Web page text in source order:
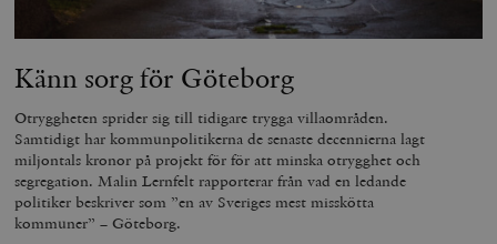
Känn sorg för Göteborg
Otryggheten sprider sig till tidigare trygga villaområden.
Samtidigt har kommunpolitikerna de senaste decennierna lagt
miljontals kronor på projekt för för att minska otrygghet och
segregation. Malin Lernfelt rapporterar från vad en ledande
politiker beskriver som ”en av Sveriges mest misskötta
kommuner” – Göteborg.